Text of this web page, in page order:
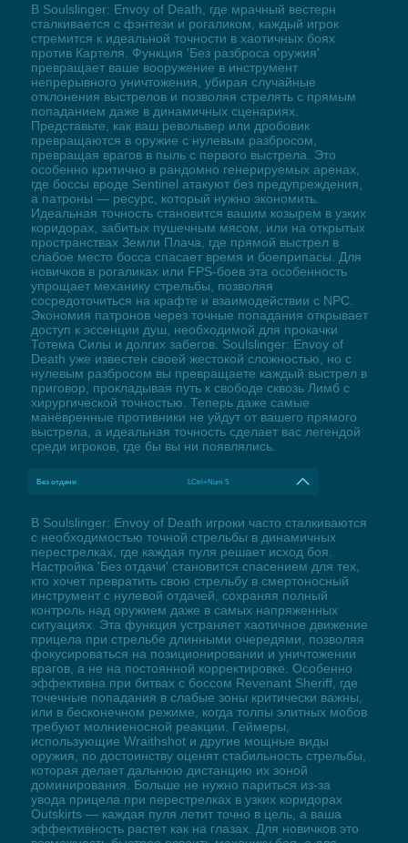
В Soulslinger: Envoy of Death, где мрачный вестерн
сталкивается с фэнтези и рогаликом, каждый игрок
стремится к идеальной точности в хаотичных боях
против Картеля. Функция 'Без разброса оружия'
превращает ваше вооружение в инструмент
непрерывного уничтожения, убирая случайные
отклонения выстрелов и позволяя стрелять с прямым
попаданием даже в динамичных сценариях.
Представьте, как ваш револьвер или дробовик
превращаются в оружие с нулевым разбросом,
превращая врагов в пыль с первого выстрела. Это
особенно критично в рандомно генерируемых аренах,
где боссы вроде Sentinel атакуют без предупреждения,
а патроны — ресурс, который нужно экономить.
Идеальная точность становится вашим козырем в узких
коридорах, забитых пушечным мясом, или на открытых
пространствах Земли Плача, где прямой выстрел в
слабое место босса спасает время и боеприпасы. Для
новичков в рогаликах или FPS-боев эта особенность
упрощает механику стрельбы, позволяя
сосредоточиться на крафте и взаимодействии с NPC.
Экономия патронов через точные попадания открывает
доступ к эссенции душ, необходимой для прокачки
Тотема Силы и долгих забегов. Soulslinger: Envoy of
Death уже известен своей жестокой сложностью, но с
нулевым разбросом вы превращаете каждый выстрел в
приговор, прокладывая путь к свободе сквозь Лимб с
хирургической точностью. Теперь даже самые
манёвренные противники не уйдут от вашего прямого
выстрела, а идеальная точность сделает вас легендой
среди игроков, где бы вы ни появлялись.
Без отдачи LCtrl+Num 5
В Soulslinger: Envoy of Death игроки часто сталкиваются
с необходимостью точной стрельбы в динамичных
перестрелках, где каждая пуля решает исход боя.
Настройка 'Без отдачи' становится спасением для тех,
кто хочет превратить свою стрельбу в смертоносный
инструмент с нулевой отдачей, сохраняя полный
контроль над оружием даже в самых напряженных
ситуациях. Эта функция устраняет хаотичное движение
прицела при стрельбе длинными очередями, позволяя
фокусироваться на позиционировании и уничтожении
врагов, а не на постоянной корректировке. Особенно
эффективна при битвах с боссом Revenant Sheriff, где
точечные попадания в слабые зоны критически важны,
или в бесконечном режиме, когда толпы элитных мобов
требуют молниеносной реакции. Геймеры,
использующие Wraithshot и другие мощные виды
оружия, по достоинству оценят стабильность стрельбы,
которая делает дальнюю дистанцию их зоной
доминирования. Больше не нужно париться из-за
увода прицела при перестрелках в узких коридорах
Outskirts — каждая пуля летит точно в цель, а ваша
эффективность растет как на глазах. Для новичков это